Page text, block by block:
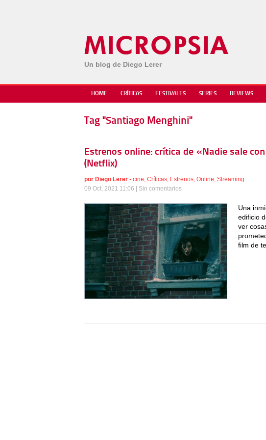
Un blog de Diego Lerer
HOME CRÍTICAS FESTIVALES SERIES REVIEWS
Tag "Santiago Menghini"
Estrenos online: crítica de «Nadie sale
(Netflix)
por Diego Lerer - cine, Críticas, Estrenos, Online, Streaming
09 Oct, 2021 11:06 | Sin comentarios
Una
edificio
ver
film de